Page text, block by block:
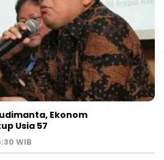
Ekonom
Usia 57
WIB